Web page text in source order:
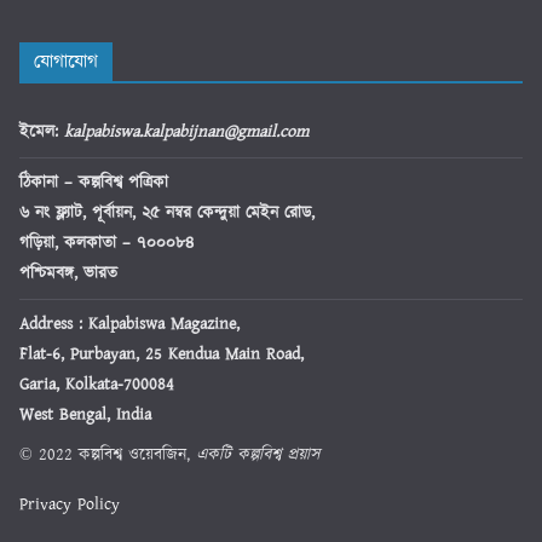
যোগাযোগ
ইমেল: kalpabiswa.kalpabijnan@gmail.com
ঠিকানা– কল্পবিশ্ব পত্রিকা
৬ নং ফ্ল্যাট, পূর্বায়ন, ২৫ নম্বর কেন্দুয়া মেইন রোড,
গড়িয়া, কলকাতা – ৭০০০৮৪
পশ্চিমবঙ্গ, ভারত
Address : Kalpabiswa Magazine,
Flat-6, Purbayan, 25 Kendua Main Road,
Garia, Kolkata-700084
West Bengal, India
© 2022 কল্পবিশ্ব ওয়েবজিন, একটি কল্পবিশ্ব প্রয়াস
Privacy Policy